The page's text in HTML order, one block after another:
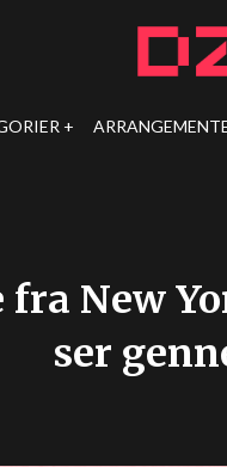
fra New
ser